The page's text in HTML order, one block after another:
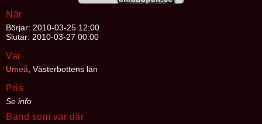
När
Börjar: 2010-03-25 12:00
Slutar: 2010-03-27 00:00
Var
Umeå , Västerbottens län
Pris
Se info
Band som var där